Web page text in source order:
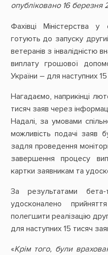
опубліковано 16 березня
Фахівці Міністерства у
готують до запуску
ветеранів з інвалідністю
виплату грошової
України – для наступних 15
Нагадаємо, наприкінці
тисяч заяв через
Надалі, за умовами
можливість подачі заяв
задля проведення
завершення процесу
картки заявникам та
За результатами бета-
удосконалено
полегшити реалізацію
для наступних 15 тисяч
«Крім того, були